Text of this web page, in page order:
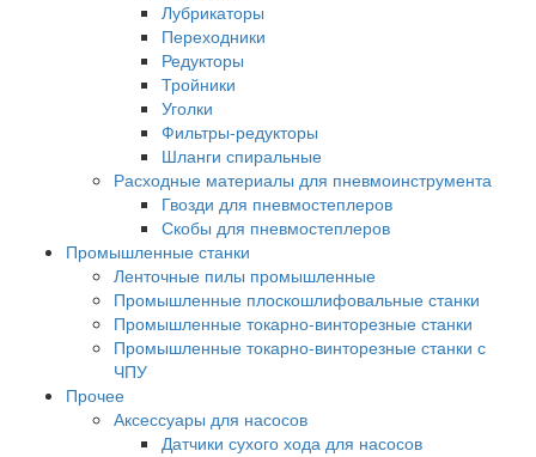
Лубрикаторы
Переходники
Редукторы
Тройники
Уголки
Фильтры-редукторы
Шланги спиральные
Расходные материалы для пневмоинструмента
Гвозди для пневмостеплеров
Скобы для пневмостеплеров
Промышленные станки
Ленточные пилы промышленные
Промышленные плоскошлифовальные станки
Промышленные токарно-винторезные станки
Промышленные токарно-винторезные станки с
ЧПУ
Прочее
Аксессуары для насосов
Датчики сухого хода для насосов